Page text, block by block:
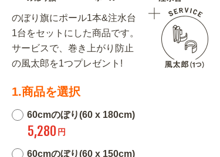
のぼり旗にポール1本&注水台
1台をセットにした商品です。
サービスで、巻き上がり防止
の風太郎を1つプレゼント!
1.商品を選択
60cmのぼり(60 x 180cm)
5,280 円
60cmのぼり(60 x 150cm)